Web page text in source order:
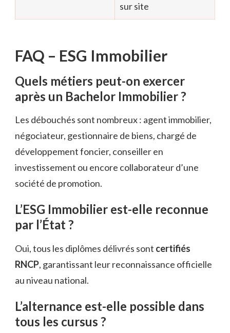
sur site
FAQ – ESG Immobilier
Quels métiers peut-on exercer
après un Bachelor Immobilier ?
Les débouchés sont nombreux : agent immobilier,
négociateur, gestionnaire de biens, chargé de
développement foncier, conseiller en
investissement ou encore collaborateur d’une
société de promotion.
L’ESG Immobilier est-elle reconnue
par l’État ?
Oui, tous les diplômes délivrés sont certifiés
RNCP, garantissant leur reconnaissance officielle
au niveau national.
L’alternance est-elle possible dans
tous les cursus ?